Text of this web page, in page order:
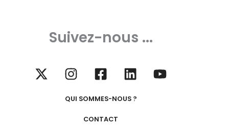
Suivez-nous ...
QUI SOMMES-NOUS ?
CONTACT